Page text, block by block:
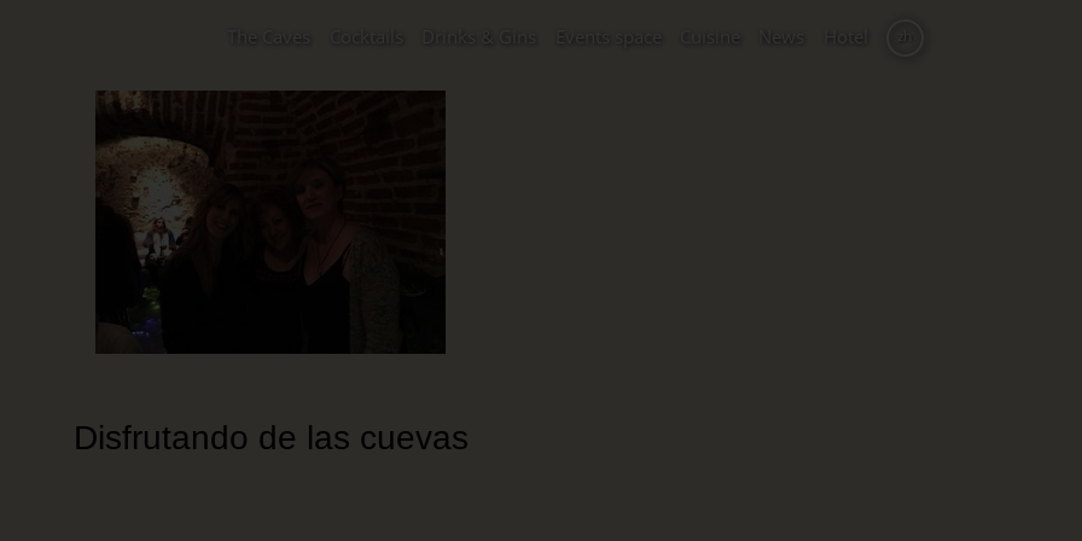
The Caves Cocktails Drinks & Gins Events space Cuisine News Hotel
Disfrutando de las cuevas